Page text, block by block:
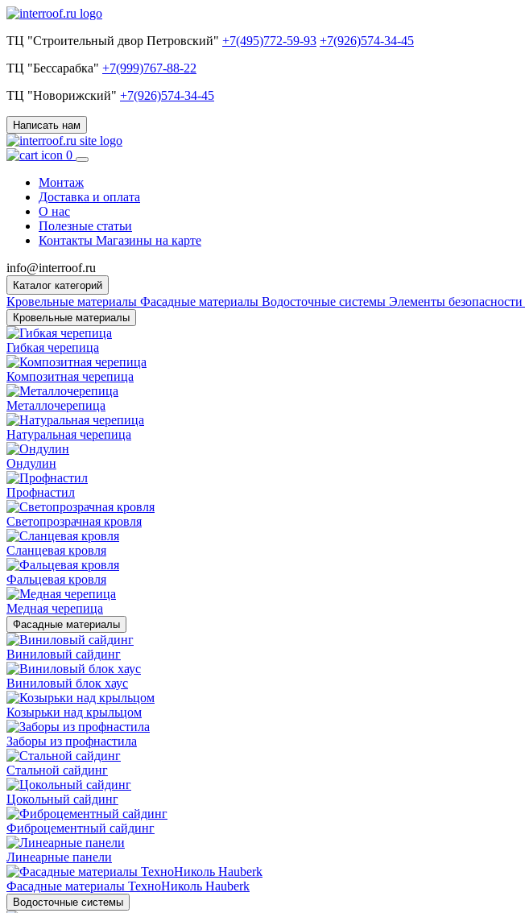
ТЦ "Строительный двор Петровский" +7(495)772-59-93 +7(926)574-34-45
ТЦ "Бессарабка" +7(999)767-88-22
ТЦ "Новорижский" +7(926)574-34-45
Написать нам
0
Монтаж
Доставка и оплата
О нас
Полезные статьи
Контакты Магазины на карте
info@interroof.ru
Каталог категорий
Кровельные материалы Фасадные материалы Водосточные системы Элементы безопасности
Кровельные материалы
Гибкая черепица
Композитная черепица
Металлочерепица
Натуральная черепица
Ондулин
Профнастил
Светопрозрачная кровля
Сланцевая кровля
Фальцевая кровля
Медная черепица
Фасадные материалы
Виниловый сайдинг
Виниловый блок хаус
Козырьки над крыльцом
Заборы из профнастила
Стальной сайдинг
Цокольный сайдинг
Фиброцементный сайдинг
Линеарные панели
Фасадные материалы ТехноНиколь Hauberk
Водосточные системы